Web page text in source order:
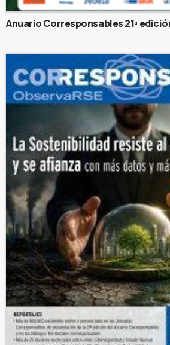
Anuario Corresponsables 21ª